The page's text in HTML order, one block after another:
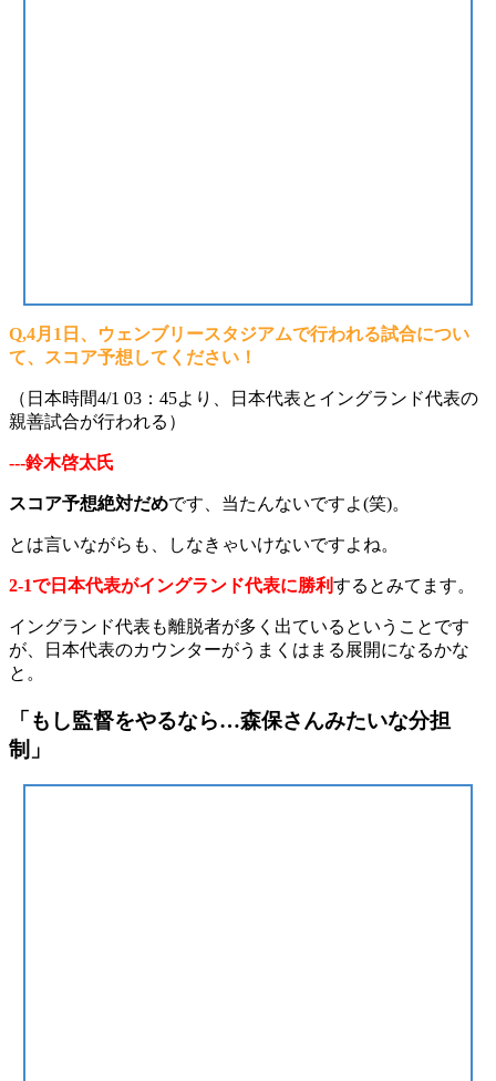
Q,4月1日、ウェンブリースタジアムで行われる試合につい
て、スコア予想してください！
（日本時間4/1 03：45より、日本代表とイングランド代表の
親善試合が行われる）
---鈴木啓太氏
スコア予想絶対だめです、当たんないですよ(笑)。
とは言いながらも、しなきゃいけないですよね。
2-1で日本代表がイングランド代表に勝利するとみてます。
イングランド代表も離脱者が多く出ているということです
が、日本代表のカウンターがうまくはまる展開になるかな
と。
「もし監督をやるなら…森保さんみたいな分担
制」